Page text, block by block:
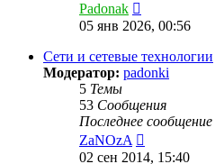
Padonak
к
последнему
сообщению
05 янв 2026, 00:56
Сети и сетевые технологии
Модератор: padonki
5 Темы
53 Сообщения
Последнее сообщение
ZaNOzA
к
02 сен 2014, 15:40